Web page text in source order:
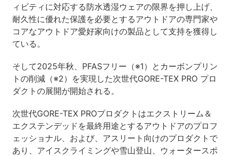
ィビティに対応する防水透湿ウェアの限界を押し上げ、
耐久性に優れた保護を必要とするアウトドアの専門家や
コアなアウトドア愛好家向けの製品として支持を獲得し
ている。
そして2025年秋、PFASフリー（※1）とカーボンプリン
トの削減（※2）を実現した次世代GORE-TEX PRO プロ
ダクトの展開が開始される。
次世代GORE-TEX PROプロダクトはエクストリーム＆
エクステンデッドを最終用途とするアウトドアのプロフ
ェッショナル、および、アスリート向けのプロダクトで
あり、アイスクライミングや雪山登山、ウォータースポ